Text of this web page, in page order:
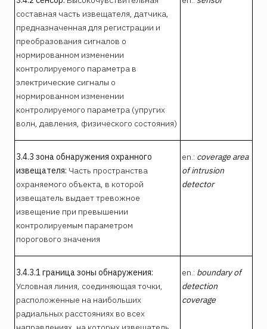
составная часть извещателя, датчика,
предназначенная для регистрации и
преобразования сигналов о
нормированном изменении
контролируемого параметра в
электрические сигналы о
нормированном изменении
контролируемого параметра (упругих
волн, давления, физического состояния)
3.4.3 зона обнаружения охранного
извещателя: Часть пространства
охраняемого объекта, в которой
извещатель выдает тревожное
извещение при превышении
контролируемым параметром
порогового значения
en.: coverage area
of intrusion
detector
3.4.3.1 граница зоны обнаружения:
Условная линия, соединяющая точки,
расположенные на наибольших
радиальных расстояниях во всех
en.: boundary of
detection
coverage